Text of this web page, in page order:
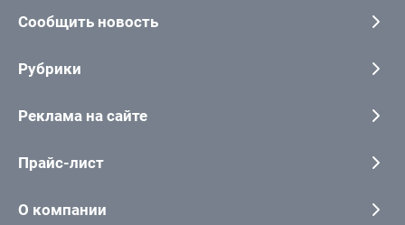
Сообщить новость
Рубрики
Реклама на сайте
Прайс-лист
О компании